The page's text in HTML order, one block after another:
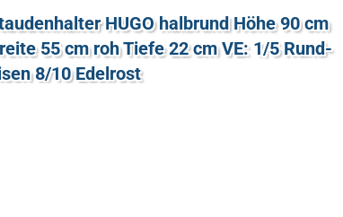
HUGO halb­rund Höhe 90 cm
55 cm roh Tiefe 22 cm VE: 1/5 Rund­
8/10 Edel­rost